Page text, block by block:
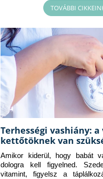
TOVÁBBI
Terhességi vashiány:
kettőtöknek van
Amikor kiderül, hogy babát
dologra kell figyelned.
vitamint, figyelsz a